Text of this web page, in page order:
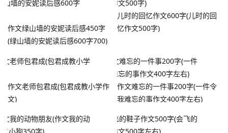
作文绿山墙的安妮读后感450字
(绿山墙的安妮读后感600字700)
儿时的回忆作文600字(儿时的回
忆作文500字)
作文老师包君成(包君成教小学作
文)
作文难忘的一件事200字(一件令
我难忘的事作文400字左右)